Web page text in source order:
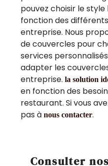
pouvez choisir le
fonction des
entreprise. Nous
de couvercles pour
services
adapter les
entreprise. la solution
en fonction des
restaurant. Si vous
pas ànous contacter.
Consulter